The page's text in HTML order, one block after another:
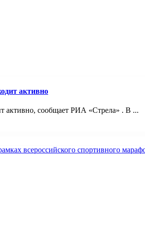
активно
активно, сообщает РИА «Стрела» . В ...